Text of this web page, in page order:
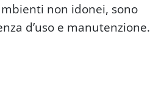
non idonei, sono
d’uso e manutenzione.